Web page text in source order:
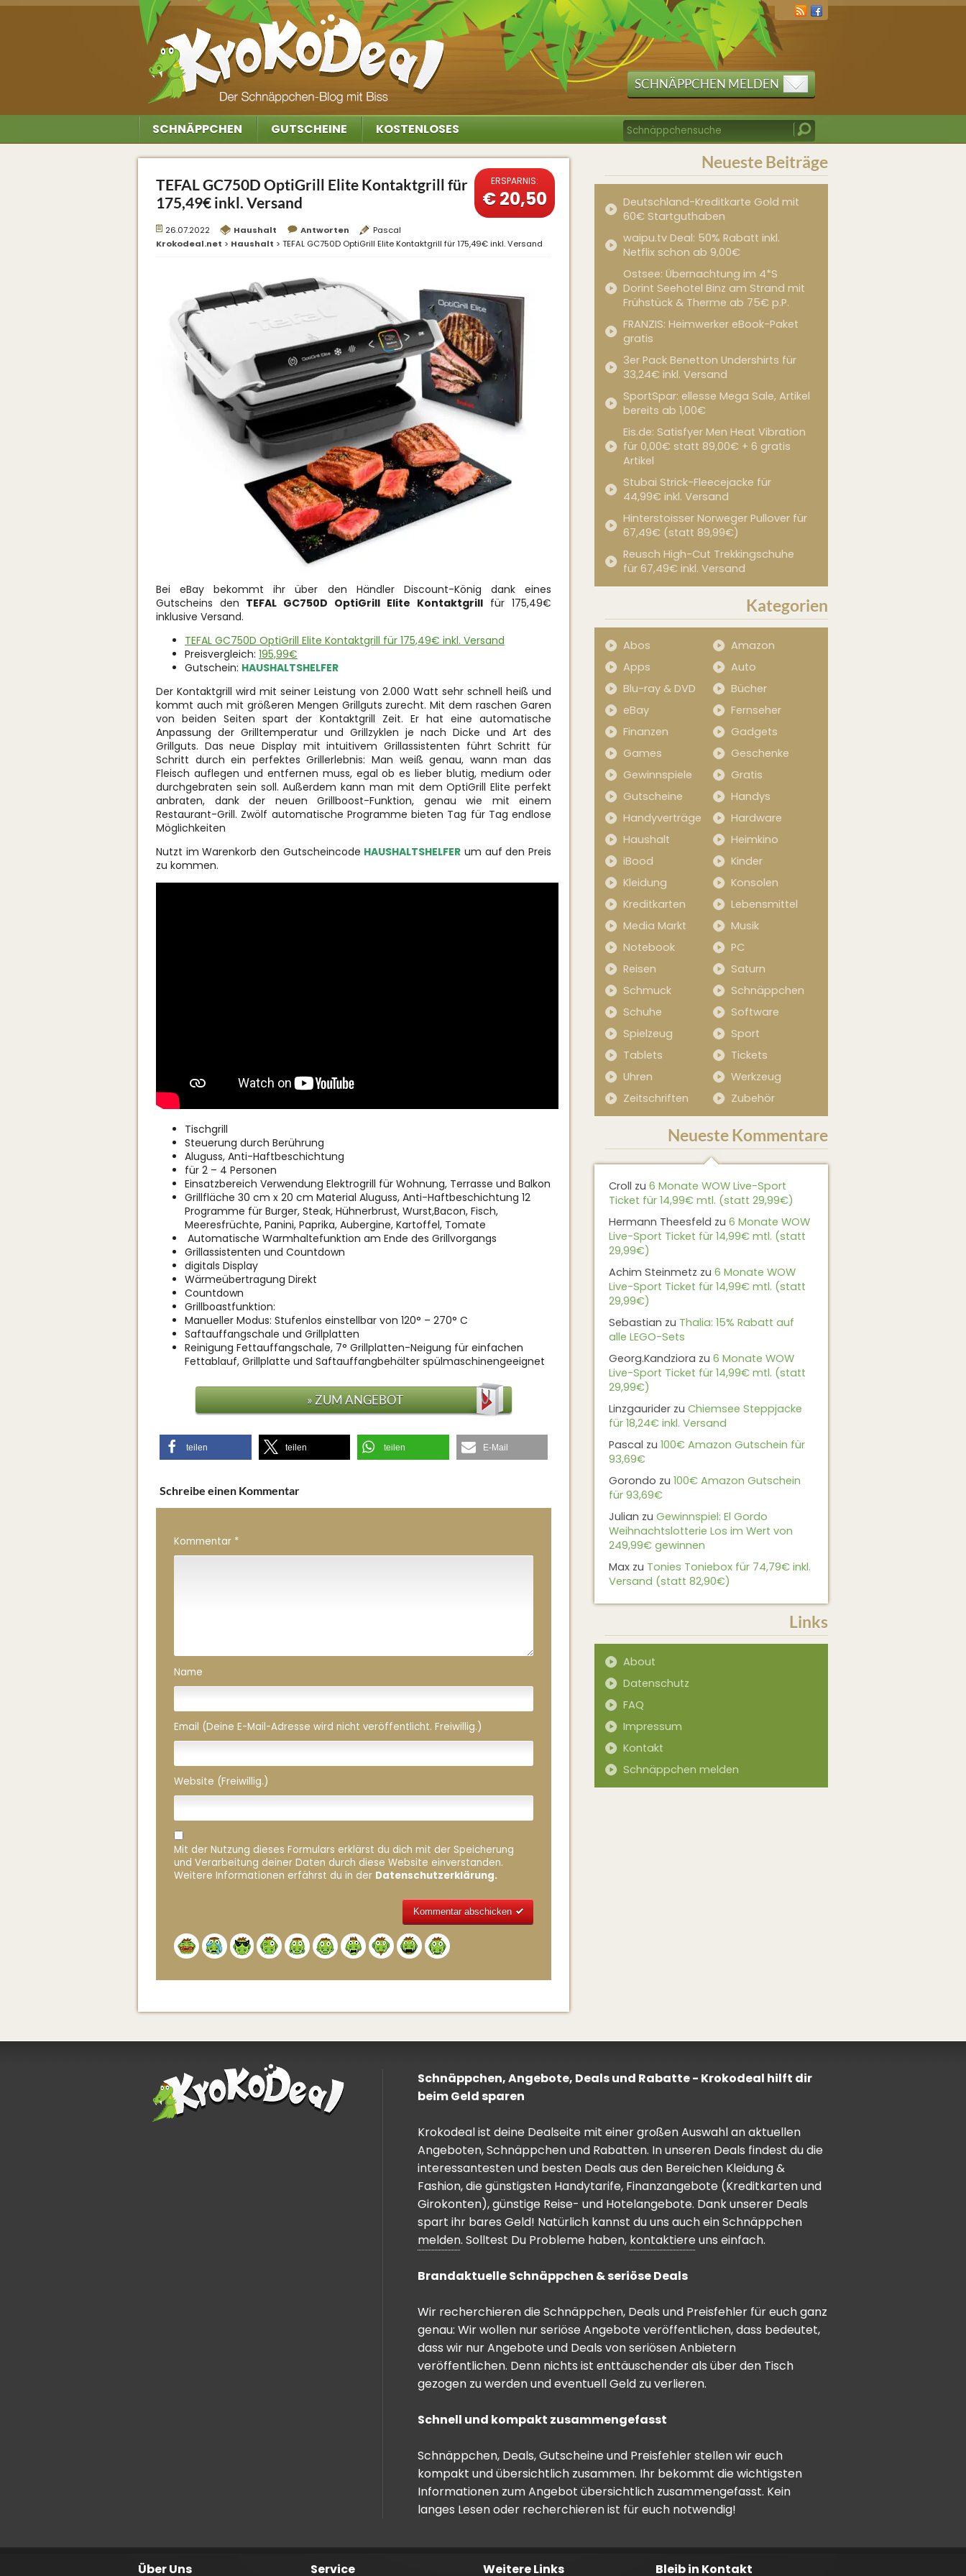
SCHNÄPPCHEN MELDEN
SCHNÄPPCHEN GUTSCHEINE KOSTENLOSES
TEFAL GC750D OptiGrill Elite Kontaktgrill für
175,49€ inkl. Versand
ERSPARNIS:
€ 20,50
26.07.2022 Haushalt Antworten
Pascal
Krokodeal.net > Haushalt > TEFAL GC750D OptiGrill Elite Kontaktgrill für 175,49€ inkl. Versand
Bei eBay bekommt ihr über den Händler Discount-König dank eines
Gutscheins den TEFAL GC750D OptiGrill Elite Kontaktgrill für 175,49€
inklusive Versand.
TEFAL GC750D OptiGrill Elite Kontaktgrill für 175,49€ inkl. Versand
Preisvergleich: 195,99€
Gutschein: HAUSHALTSHELFER
Der Kontaktgrill wird mit seiner Leistung von 2.000 Watt sehr schnell heiß und
kommt auch mit größeren Mengen Grillguts zurecht. Mit dem raschen Garen
von beiden Seiten spart der Kontaktgrill Zeit. Er hat eine automatische
Anpassung der Grilltemperatur und Grillzyklen je nach Dicke und Art des
Grillguts. Das neue Display mit intuitivem Grillassistenten führt Schritt für
Schritt durch ein perfektes Grillerlebnis: Man weiß genau, wann man das
Fleisch auflegen und entfernen muss, egal ob es lieber blutig, medium oder
durchgebraten sein soll. Außerdem kann man mit dem OptiGrill Elite perfekt
anbraten, dank der neuen Grillboost-Funktion, genau wie mit einem
Restaurant-Grill. Zwölf automatische Programme bieten Tag für Tag endlose
Möglichkeiten
Nutzt im Warenkorb den Gutscheincode HAUSHALTSHELFER um auf den Preis
zu kommen.
Tischgrill
Steuerung durch Berührung
Aluguss, Anti-Haftbeschichtung
für 2 – 4 Personen
Einsatzbereich Verwendung Elektrogrill für Wohnung, Terrasse und Balkon
Grillfläche 30 cm x 20 cm Material Aluguss, Anti-Haftbeschichtung 12
Programme für Burger, Steak, Hühnerbrust, Wurst,Bacon, Fisch,
Meeresfrüchte, Panini, Paprika, Aubergine, Kartoffel, Tomate
Automatische Warmhaltefunktion am Ende des Grillvorgangs
Grillassistenten und Countdown
digitals Display
Wärmeübertragung Direkt
Countdown
Grillboastfunktion:
Manueller Modus: Stufenlos einstellbar von 120° – 270° C
Saftauffangschale und Grillplatten
Reinigung Fettauffangschale, 7° Grillplatten-Neigung für einfachen
Fettablauf, Grillplatte und Saftauffangbehälter spülmaschinengeeignet
» ZUM ANGEBOT
teilen teilen teilen E-Mail
Schreibe einen Kommentar
Kommentar *
Name
Email (Deine E-Mail-Adresse wird nicht veröffentlicht. Freiwillig.)
Website (Freiwillig.)
Mit der Nutzung dieses Formulars erklärst du dich mit der Speicherung
und Verarbeitung deiner Daten durch diese Website einverstanden.
Weitere Informationen erfährst du in der Datenschutzerklärung.
Neueste Beiträge
Deutschland-Kreditkarte Gold mit
60€ Startguthaben
waipu.tv Deal: 50% Rabatt inkl.
Netflix schon ab 9,00€
Ostsee: Übernachtung im 4*S
Dorint Seehotel Binz am Strand mit
Frühstück & Therme ab 75€ p.P.
FRANZIS: Heimwerker eBook-Paket
gratis
3er Pack Benetton Undershirts für
33,24€ inkl. Versand
SportSpar: ellesse Mega Sale, Artikel
bereits ab 1,00€
Eis.de: Satisfyer Men Heat Vibration
für 0,00€ statt 89,00€ + 6 gratis
Artikel
Stubai Strick-Fleecejacke für
44,99€ inkl. Versand
Hinterstoisser Norweger Pullover für
67,49€ (statt 89,99€)
Reusch High-Cut Trekkingschuhe
für 67,49€ inkl. Versand
Kategorien
Abos
Amazon
Apps
Auto
Blu-ray & DVD
Bücher
eBay
Fernseher
Finanzen
Gadgets
Games
Geschenke
Gewinnspiele
Gratis
Gutscheine
Handys
Handyverträge
Hardware
Haushalt
Heimkino
iBood
Kinder
Kleidung
Konsolen
Kreditkarten
Lebensmittel
Media Markt
Musik
Notebook
PC
Reisen
Saturn
Schmuck
Schnäppchen
Schuhe
Software
Spielzeug
Sport
Tablets
Tickets
Uhren
Werkzeug
Zeitschriften
Zubehör
Neueste Kommentare
Croll zu 6 Monate WOW Live-Sport
Ticket für 14,99€ mtl. (statt 29,99€)
Hermann Theesfeld zu 6 Monate WOW
Live-Sport Ticket für 14,99€ mtl. (statt
29,99€)
Achim Steinmetz zu 6 Monate WOW
Live-Sport Ticket für 14,99€ mtl. (statt
29,99€)
Sebastian zu Thalia: 15% Rabatt auf
alle LEGO-Sets
Georg.Kandziora zu 6 Monate WOW
Live-Sport Ticket für 14,99€ mtl. (statt
29,99€)
Linzgaurider zu Chiemsee Steppjacke
für 18,24€ inkl. Versand
Pascal zu 100€ Amazon Gutschein für
93,69€
Gorondo zu 100€ Amazon Gutschein
für 93,69€
Julian zu Gewinnspiel: El Gordo
Weihnachtslotterie Los im Wert von
249,99€ gewinnen
Max zu Tonies Toniebox für 74,79€ inkl.
Versand (statt 82,90€)
Links
About
Datenschutz
FAQ
Impressum
Kontakt
Schnäppchen melden
Schnäppchen, Angebote, Deals und Rabatte - Krokodeal hilft dir
beim Geld sparen
Krokodeal ist deine Dealseite mit einer großen Auswahl an aktuellen
Angeboten, Schnäppchen und Rabatten. In unseren Deals findest du die
interessantesten und besten Deals aus den Bereichen Kleidung &
Fashion, die günstigsten Handytarife, Finanzangebote (Kreditkarten und
Girokonten), günstige Reise- und Hotelangebote. Dank unserer Deals
spart ihr bares Geld! Natürlich kannst du uns auch ein Schnäppchen
melden. Solltest Du Probleme haben, kontaktiere uns einfach.
Brandaktuelle Schnäppchen & seriöse Deals
Wir recherchieren die Schnäppchen, Deals und Preisfehler für euch ganz
genau: Wir wollen nur seriöse Angebote veröffentlichen, dass bedeutet,
dass wir nur Angebote und Deals von seriösen Anbietern
veröffentlichen. Denn nichts ist enttäuschender als über den Tisch
gezogen zu werden und eventuell Geld zu verlieren.
Schnell und kompakt zusammengefasst
Schnäppchen, Deals, Gutscheine und Preisfehler stellen wir euch
kompakt und übersichtlich zusammen. Ihr bekommt die wichtigsten
Informationen zum Angebot übersichtlich zusammengefasst. Kein
langes Lesen oder recherchieren ist für euch notwendig!
Über Uns Service Weitere Links Bleib in Kontakt